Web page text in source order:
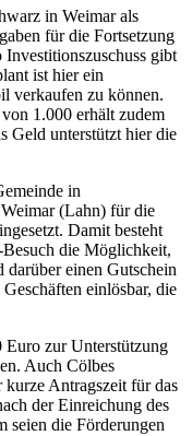
in Weimar als
für die Fortsetzung
gibt
ist hier ein
verkaufen zu können.
1.000 erhält zudem
Geld unterstützt hier die
in
(Lahn) für die
Damit besteht
die Möglichkeit,
darüber einen Gutschein
einlösbar, die
Euro zur Unterstützung
Auch Cölbes
kurze Antragszeit für das
der Einreichung des
seien die Förderungen